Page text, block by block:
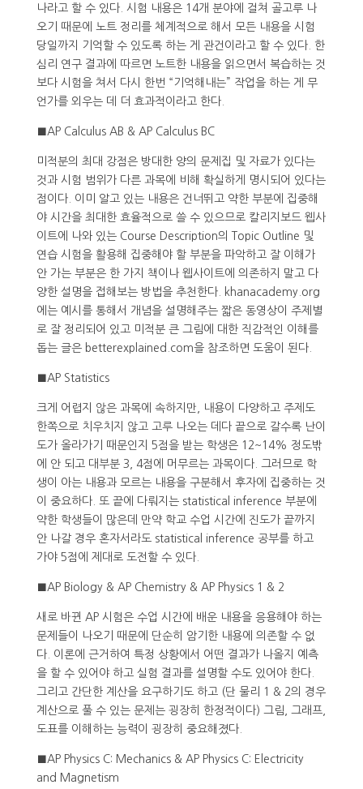
나라고 할 수 있다. 시험 내용은 14개 분야에 걸쳐 골고루 나
오기 때문에 노트 정리를 체계적으로 해서 모든 내용을 시험
당일까지 기억할 수 있도록 하는 게 관건이라고 할 수 있다. 한
심리 연구 결과에 따르면 노트한 내용을 읽으면서 복습하는 것
보다 시험을 쳐서 다시 한번 “기억해내는” 작업을 하는 게 무
언가를 외우는 데 더 효과적이라고 한다.
■AP Calculus AB & AP Calculus BC
미적분의 최대 강점은 방대한 양의 문제집 및 자료가 있다는
것과 시험 범위가 다른 과목에 비해 확실하게 명시되어 있다는
점이다. 이미 알고 있는 내용은 건너뛰고 약한 부분에 집중해
야 시간을 최대한 효율적으로 쓸 수 있으므로 칼리지보드 웹사
이트에 나와 있는 Course Description의 Topic Outline 및
연습 시험을 활용해 집중해야 할 부분을 파악하고 잘 이해가
안 가는 부분은 한 가지 책이나 웹사이트에 의존하지 말고 다
양한 설명을 접해보는 방법을 추천한다. khanacademy.org
에는 예시를 통해서 개념을 설명해주는 짧은 동영상이 주제별
로 잘 정리되어 있고 미적분 큰 그림에 대한 직감적인 이해를
돕는 글은 betterexplained.com을 참조하면 도움이 된다.
■AP Statistics
크게 어렵지 않은 과목에 속하지만, 내용이 다양하고 주제도
한쪽으로 치우치지 않고 고루 나오는 데다 끝으로 갈수록 난이
도가 올라가기 때문인지 5점을 받는 학생은 12~14% 정도밖
에 안 되고 대부분 3, 4점에 머무르는 과목이다. 그러므로 학
생이 아는 내용과 모르는 내용을 구분해서 후자에 집중하는 것
이 중요하다. 또 끝에 다뤄지는 statistical inference 부분에
약한 학생들이 많은데 만약 학교 수업 시간에 진도가 끝까지
안 나갈 경우 혼자서라도 statistical inference 공부를 하고
가야 5점에 제대로 도전할 수 있다.
■AP Biology & AP Chemistry & AP Physics 1 & 2
새로 바뀐 AP 시험은 수업 시간에 배운 내용을 응용해야 하는
문제들이 나오기 때문에 단순히 암기한 내용에 의존할 수 없
다. 이론에 근거하여 특정 상황에서 어떤 결과가 나올지 예측
을 할 수 있어야 하고 실험 결과를 설명할 수도 있어야 한다.
그리고 간단한 계산을 요구하기도 하고 (단 물리 1 & 2의 경우
계산으로 풀 수 있는 문제는 굉장히 한정적이다) 그림, 그래프,
도표를 이해하는 능력이 굉장히 중요해졌다.
■AP Physics C: Mechanics & AP Physics C: Electricity
and Magnetism